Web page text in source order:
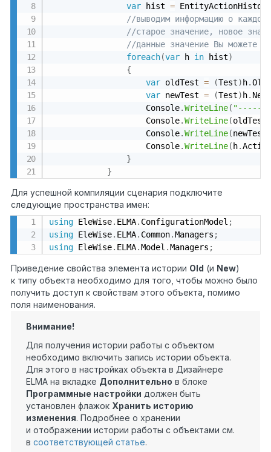
var hist =
//выводим информацию о
//старое значение, новое
//данные значение Вы можете
foreach(var h in hist)
{
var oldTest = (Test) h.Old
var newTest = (Test) h. New
					Console
.WriteLine(
					Console
.WriteLine(oldTest
					Console
.WriteLine(newTest
					Console
.WriteLine( h.
}
}
Для успешной компиляции сценария подключите
следующие пространства имен:
using EleWise. ELMA. ConfigurationModel ;
using EleWise. ELMA. Common.Managers ;
using EleWise. ELMA.Model .Managers ;
Приведение свойства элемента истории Old (и New)
к типу объекта необходимо для того, чтобы можно было
получить доступ к свойствам этого объекта, помимо
поля наименования.
Внимание!
Для получения истории работы с объектом
необходимо включить запись истории объекта.
Для этого в настройках объекта в Дизайнере
ELMA на вкладке Дополнительно в блоке
Программные настройки должен быть
установлен флажок Хранить историю
изменения. Подробнее о хранении
и отображении истории работы с объектами см.
в соответствующей статье.